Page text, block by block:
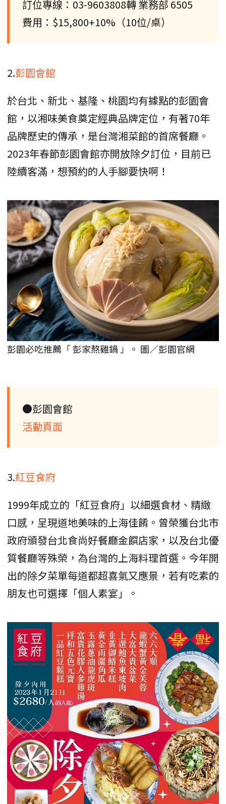
訂位專線：03-9603808轉 業務部 6505
費用：$15,800+10%（10位/桌）
2.彭園會館
於台北、新北、基隆、桃園均有據點的彭園會
館，以湘味美食奠定經典品牌定位，有著70年
品牌歷史的傳承，是台灣湘菜館的首席餐廳。
2023年春節彭園會館亦開放除夕訂位，目前已
陸續客滿，想預約的人手腳要快啊！
彭園必吃推薦「 彭家熬雞鍋 」。 圖／彭園官網
●彭園會館
活動頁面
3.紅豆食府
1999年成立的「紅豆食府」以細選食材、精緻
口感，呈現道地美味的上海佳餚。曾榮獲台北市
政府頒發台北食尚好餐廳金饌店家，以及台北優
質餐廳等殊榮，為台灣的上海料理首選。今年開
出的除夕菜單每道都超喜氣又應景，若有吃素的
朋友也可選擇「個人素宴」。